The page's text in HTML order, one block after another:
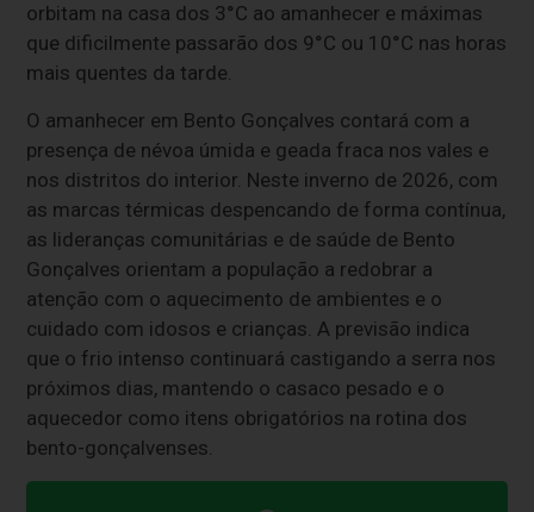
orbitam na casa dos 3°C ao amanhecer e máximas
que dificilmente passarão dos 9°C ou 10°C nas horas
mais quentes da tarde.
O amanhecer em Bento Gonçalves contará com a
presença de névoa úmida e geada fraca nos vales e
nos distritos do interior. Neste inverno de 2026, com
as marcas térmicas despencando de forma contínua,
as lideranças comunitárias e de saúde de Bento
Gonçalves orientam a população a redobrar a
atenção com o aquecimento de ambientes e o
cuidado com idosos e crianças. A previsão indica
que o frio intenso continuará castigando a serra nos
próximos dias, mantendo o casaco pesado e o
aquecedor como itens obrigatórios na rotina dos
bento-gonçalvenses.